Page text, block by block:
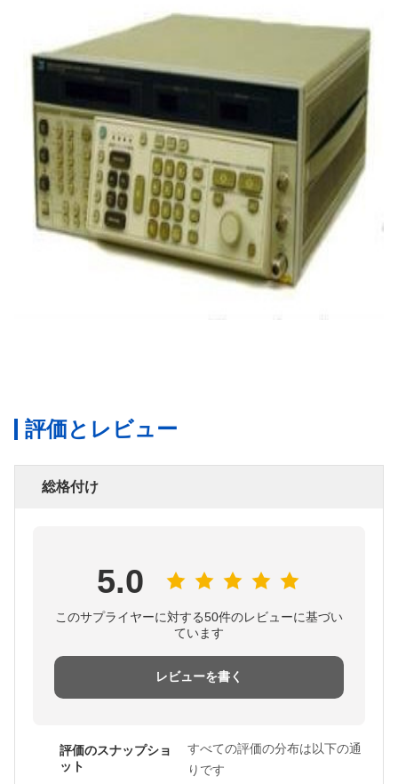
評価とレビュー
総格付け
5.0
このサプライヤーに対する50件のレビューに基づい
ています
レビューを書く
評価のスナップショ
ット
すべての評価の分布は以下の通
りです